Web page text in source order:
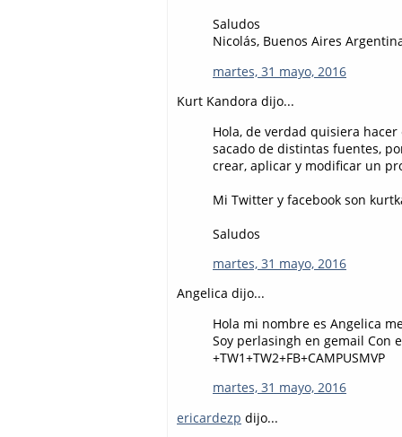
Saludos
Nicolás, Buenos Aires
martes, 31 mayo, 2016
Kurt Kandora dijo...
Hola, de verdad quisiera
sacado de distintas fuentes,
crear, aplicar y modificar un
Mi Twitter y facebook son
Saludos
martes, 31 mayo, 2016
Angelica dijo...
Hola mi nombre es Angelica
Soy perlasingh en gemail Con
+TW1+TW2+FB+CAMPUSMVP
martes, 31 mayo, 2016
ericardezp dijo...